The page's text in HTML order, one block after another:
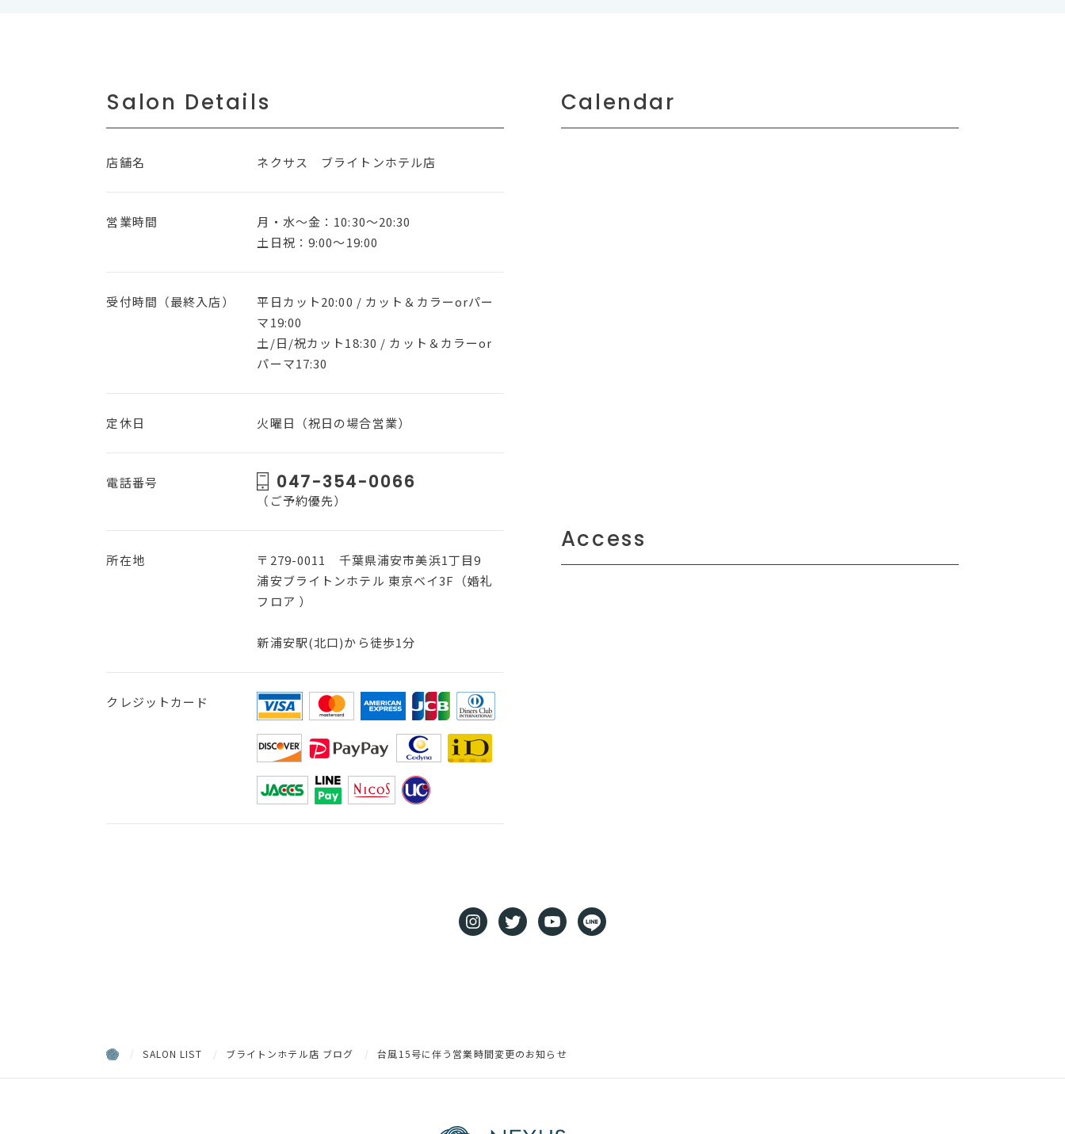
Salon Details
店舗名 ネクサス ブライトンホテル店
営業時間
月・水〜金：10:30～20:30
土日祝：9:00～19:00
受付時間（最終入店）
平日カット20:00 / カット＆カラーorパー
マ19:00
土/日/祝カット18:30 / カット＆カラーor
パーマ17:30
定休日 火曜日（祝日の場合営業）
電話番号 047-354-0066
（ご予約優先）
所在地
〒279-0011 千葉県浦安市美浜1丁目9
浦安ブライトンホテル 東京ベイ3F（婚礼
フロア ）
新浦安駅(北口)から徒歩1分
クレジットカード
Calendar
Access
SALON LIST ブライトンホテル店 ブログ 台風15号に伴う営業時間変更のお知らせ